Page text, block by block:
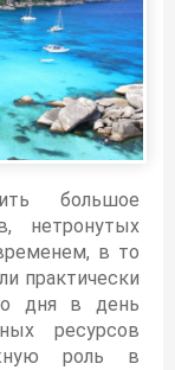
большое
нетронутых
в то
практически
дня в день
ресурсов
роль в